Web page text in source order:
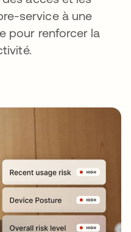
service à une
pour renforcer la